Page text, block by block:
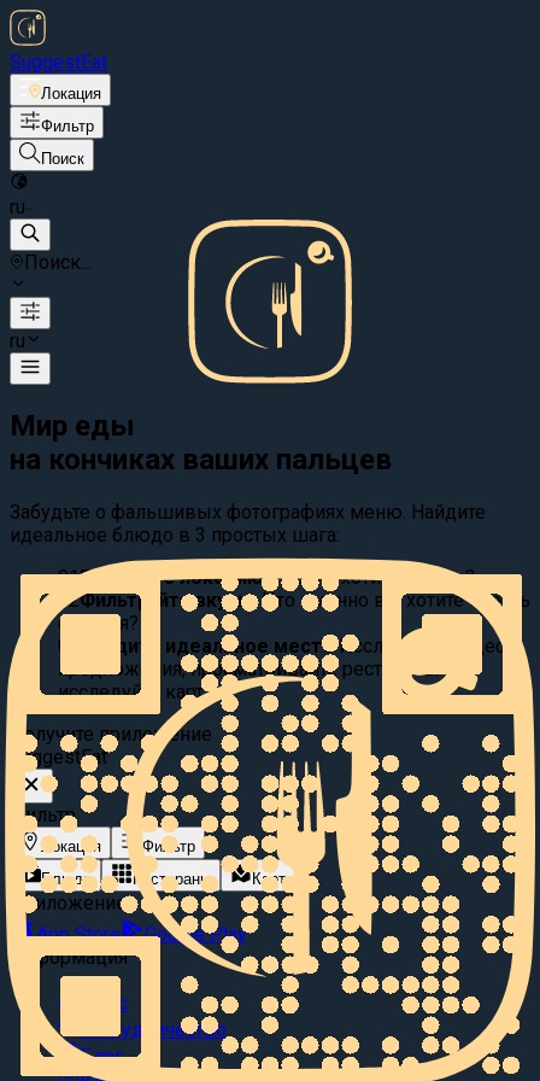
SuggestEat
Локация
Фильтр
Поиск
ru
Поиск...
ru
Мир еды
на кончиках ваших пальцев
Забудьте о фальшивых фотографиях меню. Найдите
идеальное блюдо в 3 простых шага:
01Выберите локацию:
Где вы хотите поесть?
02Фильтруйте вкусы: Что именно вы хотите съесть
сегодня?
03
Найдите идеальное место Исследуйте видео
предложения, просматривайте рестораны или
исследуйте карту.
Получите приложение
SuggestEat
Фильтр
Локация
Фильтр
Блюда
Рестораны Карта
Приложение
App Store
Google Play
Информация
О нас
Сотрудничество
Блог